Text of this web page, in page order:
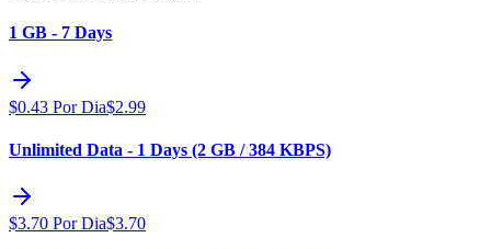
1 GB - 7 Days
$0.43 Por Dia$2.99
Unlimited Data - 1 Days (2 GB / 384 KBPS)
$3.70 Por Dia$3.70